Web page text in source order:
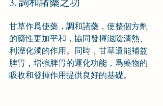
甘草作爲使藥，調和諸藥，使整個方劑
的藥性更加平和，協同發揮滋陰清熱、
利溼化濁的作用。同時，甘草還能補益
脾胃，增強脾胃的運化功能，爲藥物的
吸收和發揮作用提供良好的基礎。